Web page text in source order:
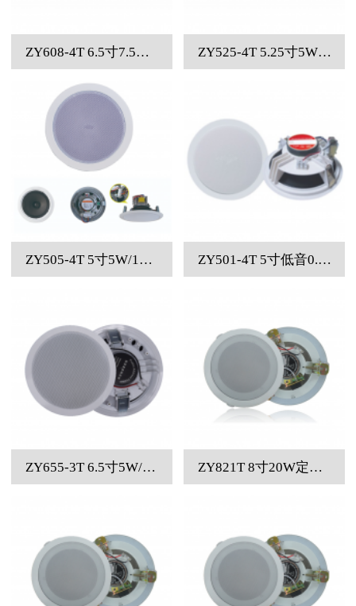
ZY608-4T 6.5寸7.5W/15W/30W四线制高保真定压同轴吸顶音箱、不带后罩 ZY525-4T 5.25寸5W/10W/20W四线制高保真定压同轴吸顶音箱
ZY505-4T 5寸5W/10W/20W四线制钢结构优质天花喇叭 ZY501-4T 5寸低音0.75W/1.5W/6W四线制定压喇叭
ZY655-3T 6.5寸5W/10W三线制定压无后罩吸顶喇叭 ZY821T 8寸20W定压钢结构一体化天花喇叭